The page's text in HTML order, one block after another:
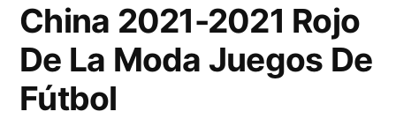
China 2021-2021 Rojo
De La Moda Juegos De
Fútbol